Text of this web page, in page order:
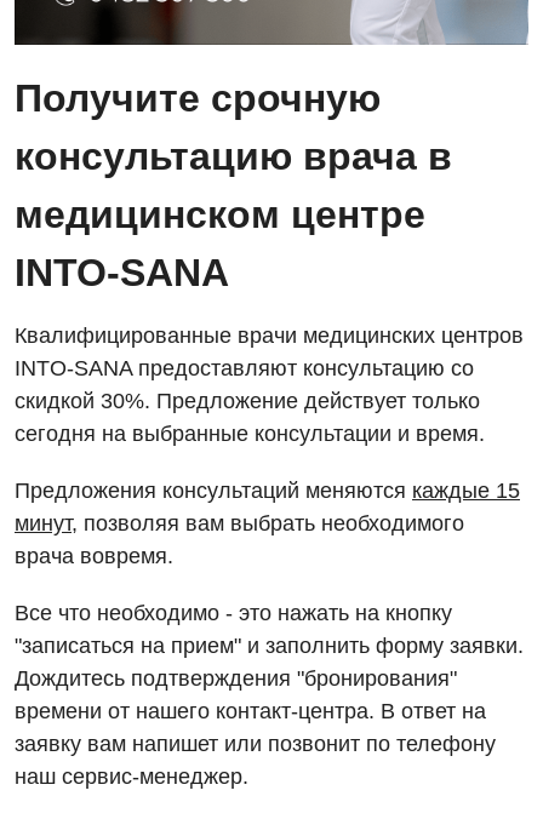
Интернатура
Энциклопедия
Видео
Ангиографические исследования
Диагностическое отделение
Инструментальная диагностика
Маммография
Нейросонография
Рентгенография
УЗИ
Эндоскопическое отделение
Для взрослых
Аллергология, иммунология
Андрология
Бесплатные услуги
Вакцинация
Диагностическое отделение
Дневной стационар
Онкологическое отделение
Отдел госпитализации
Отделение неотложных состояний
Педиатрическое отделение
Скорая медицинская помощь
Терапевтическое отделение
Травматологическое отделение
Урологическое отделение
Хирургическое отделение
Декларирование
Лечение острого инфаркта
Национальный скрининг здоровья 40+
Украинский
Русский
Получите срочную
консультацию врача в
медицинском центре
INTO-SANA
Квалифицированные врачи медицинских центров
INTO-SANA предоставляют консультацию со
скидкой 30%. Предложение действует только
сегодня на выбранные консультации и время.
Предложения консультаций меняются каждые 15
минут, позволяя вам выбрать необходимого
врача вовремя.
Все что необходимо - это нажать на кнопку
"записаться на прием" и заполнить форму заявки.
Дождитесь подтверждения "бронирования"
времени от нашего контакт-центра. В ответ на
заявку вам напишет или позвонит по телефону
наш сервис-менеджер.